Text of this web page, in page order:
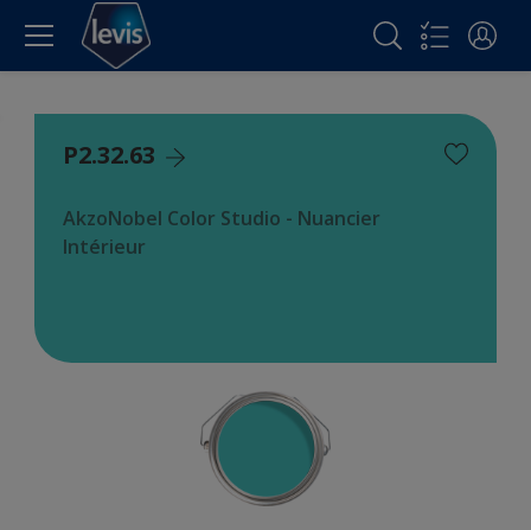
P2.32.63
AkzoNobel Color Studio - Nuancier
Intérieur